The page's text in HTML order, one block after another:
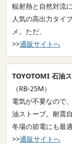
輻射熱と自然対流
人気の高出力タイ
メ。ただ、
>>通販サイトへ
TOYOTOMI 石油
（RB-25M）
電気が不要なので
油ストーブ。耐震
冬場の節電にも最適
>>通販サイトへ